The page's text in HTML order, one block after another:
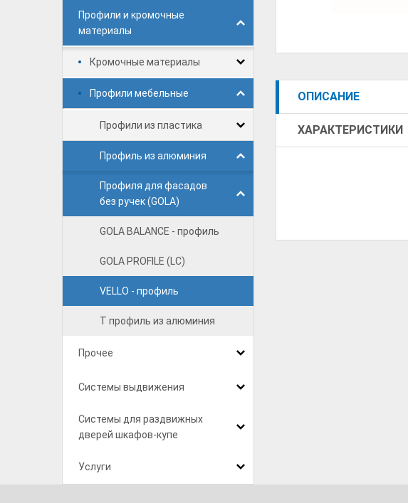
Профили и кромочные
материалы
Кромочные материалы
Профили мебельные
Профили из пластика
Профиль из алюминия
Профиля для фасадов
без ручек (GOLA)
GOLA BALANCE - профиль
GOLA PROFILE (LC)
VELLO - профиль
Т профиль из алюминия
Прочее
Системы выдвижения
Системы для раздвижных
дверей шкафов-купе
Услуги
ОПИСАНИЕ
ХАРАКТЕРИСТИКИ